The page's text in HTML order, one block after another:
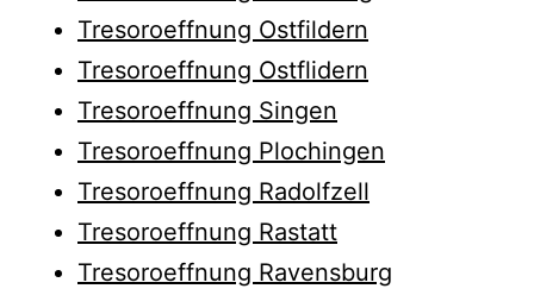
Tresoroeffnung Ostfildern
Tresoroeffnung Ostflidern
Tresoroeffnung Singen
Tresoroeffnung Plochingen
Tresoroeffnung Radolfzell
Tresoroeffnung Rastatt
Tresoroeffnung Ravensburg